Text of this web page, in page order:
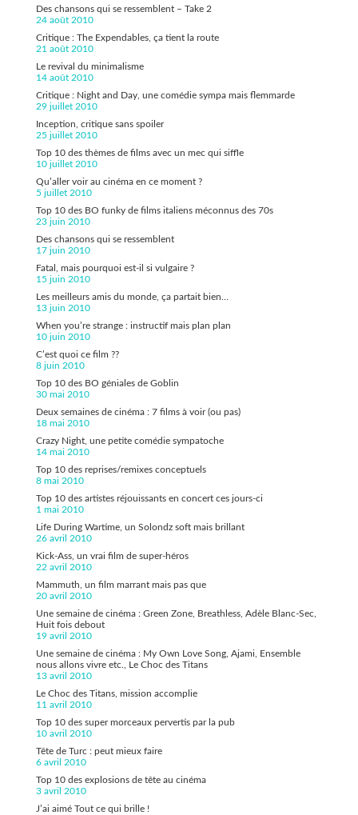
Des chansons qui se ressemblent – Take 2
24 août 2010
Critique : The Expendables, ça tient la route
21 août 2010
Le revival du minimalisme
14 août 2010
Critique : Night and Day, une comédie sympa mais flemmarde
29 juillet 2010
Inception, critique sans spoiler
25 juillet 2010
Top 10 des thèmes de films avec un mec qui siffle
10 juillet 2010
Qu’aller voir au cinéma en ce moment ?
5 juillet 2010
Top 10 des BO funky de films italiens méconnus des 70s
23 juin 2010
Des chansons qui se ressemblent
17 juin 2010
Fatal, mais pourquoi est-il si vulgaire ?
15 juin 2010
Les meilleurs amis du monde, ça partait bien…
13 juin 2010
When you’re strange : instructif mais plan plan
10 juin 2010
C’est quoi ce film ??
8 juin 2010
Top 10 des BO géniales de Goblin
30 mai 2010
Deux semaines de cinéma : 7 films à voir (ou pas)
18 mai 2010
Crazy Night, une petite comédie sympatoche
14 mai 2010
Top 10 des reprises/remixes conceptuels
8 mai 2010
Top 10 des artistes réjouissants en concert ces jours-ci
1 mai 2010
Life During Wartime, un Solondz soft mais brillant
26 avril 2010
Kick-Ass, un vrai film de super-héros
22 avril 2010
Mammuth, un film marrant mais pas que
20 avril 2010
Une semaine de cinéma : Green Zone, Breathless, Adèle Blanc-Sec,
Huit fois debout
19 avril 2010
Une semaine de cinéma : My Own Love Song, Ajami, Ensemble
nous allons vivre etc., Le Choc des Titans
13 avril 2010
Le Choc des Titans, mission accomplie
11 avril 2010
Top 10 des super morceaux pervertis par la pub
10 avril 2010
Tête de Turc : peut mieux faire
6 avril 2010
Top 10 des explosions de tête au cinéma
3 avril 2010
J’ai aimé Tout ce qui brille !